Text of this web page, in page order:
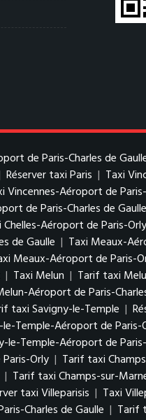
de Paris-Charles de
Réserver taxi Paris | Taxi
Vincennes-Aéroport de
de Paris-Charles de Gaulle
Chelles-Aéroport de Paris-Orly
de Gaulle | Taxi Meaux-
Meaux-Aéroport de Paris-
| Taxi Melun | Tarif taxi
Aéroport de Paris-
taxi Savigny-le-Temple |
Temple-Aéroport de Paris-
le-Temple-Aéroport de
Orly | Tarif taxi
| Tarif taxi Champs-sur-
taxi Villeparisis | Taxi
Charles de Gaulle | Tarif